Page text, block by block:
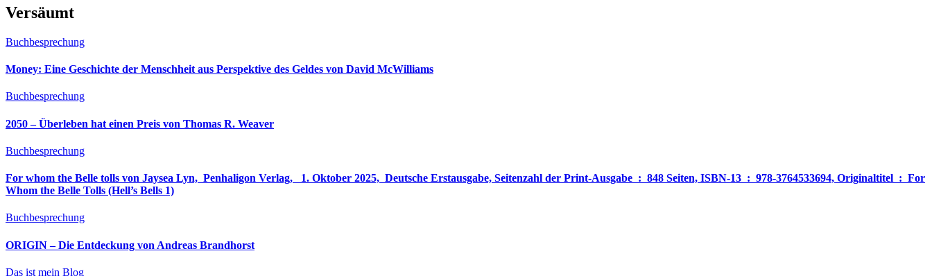
Versäumt
Buchbesprechung
Money: Eine Geschichte der Menschheit aus Perspektive des Geldes von David McWilliams
Buchbesprechung
2050 – Überleben hat einen Preis von Thomas R. Weaver
Buchbesprechung
For whom the Belle tolls von Jaysea Lyn, ‎ Penhaligon Verlag, ‎ 1. Oktober 2025, ‎ Deutsche Erstausgabe, Seitenzahl der Print-Ausgabe ‏ : ‎ 848 Seiten, ISBN-13 ‏ : ‎ 978-3764533694, Originaltitel ‏ : ‎ For
Whom the Belle Tolls (Hell’s Bells 1)
Buchbesprechung
ORIGIN – Die Entdeckung von Andreas Brandhorst
Das ist mein Blog